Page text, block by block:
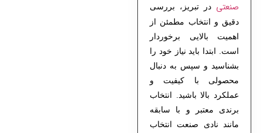
صنعتی در تبریز، بررسی
دقیق و انتخاب مطمئن از
اهمیت بالایی برخوردار
است. ابتدا باید نیاز خود را
بشناسید و سپس به دنبال
محصولی با کیفیت و
عملکرد بالا باشید. انتخاب
برندی معتبر و با سابقه
مانند نادی صنعت انتخاب